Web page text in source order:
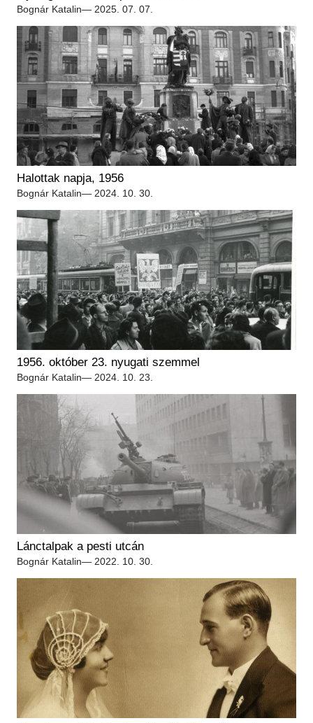
Régészet
Tagintézmények
Felnőttképzés
Közérdekű adatok
Képcsarnok
Történeti Fényképtár
Éremtár
Adattár
Központi Könyvtár
Bognár Katalin— 2025. 07. 07.
Halottak napja, 1956
Bognár Katalin— 2024. 10. 30.
1956. október 23. nyugati szemmel
Bognár Katalin— 2024. 10. 23.
Lánctalpak a pesti utcán
Bognár Katalin— 2022. 10. 30.